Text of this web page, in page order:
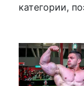
категории,